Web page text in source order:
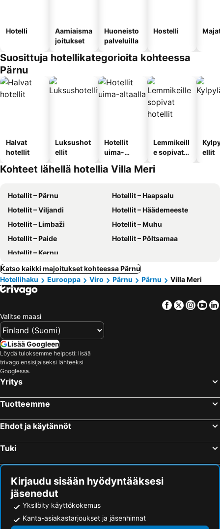
Hotelli
Aamiaisma
joitukset
Huoneisto
palveluilla
Hostelli
Suosittuja hotellikategorioita kohteessa
Pärnu
Halvat
hotellit
Luksushot
ellit
Hotellit
uima-
Lemmikeill
e sopivat
ellit
Kohteet lähellä hotellia Villa Meri
Hotellit – Pärnu
Hotellit – Haapsalu
Hotellit – Viljandi
Hotellit – Häädemeeste
Hotellit – Limbaži
Hotellit – Muhu
Hotellit – Paide
Hotellit – Põltsamaa
Hotellit – Kernu
Katso kaikki majoitukset kohteessa Pärnu
Hotellihaku
Eurooppa Viro Pärnu Pärnu Villa Meri
Facebook
Twitter
Valitse maasi
Lisää Googleen
Löydä tuloksemme helposti: lisää
trivago ensisijaiseksi lähteeksi
Googlessa.
Yritys
Tuotteemme
Ehdot ja käytännöt
Tuki
Kirjaudu sisään hyödyntääksesi
jäsenedut
Yksilöity käyttökokemus
Kanta-asiakastarjoukset ja jäsenhinnat